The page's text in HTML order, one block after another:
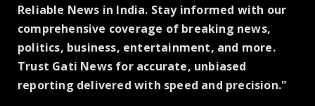
Reliable News in India. Stay informed with our
comprehensive coverage of breaking news,
politics, business, entertainment, and more.
Trust Gati News for accurate, unbiased
reporting delivered with speed and precision."